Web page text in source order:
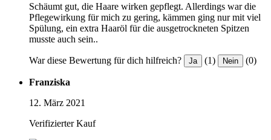
Schäumt gut, die Haare wirken gepflegt. Allerdings war die
Pflegewirkung für mich zu gering, kämmen ging nur mit viel
Spülung, ein extra Haaröl für die ausgetrockneten Spitzen
musste auch sein..
War diese Bewertung für dich hilfreich? Ja (1) Nein (0)
Franziska
12. März 2021
Verifizierter Kauf